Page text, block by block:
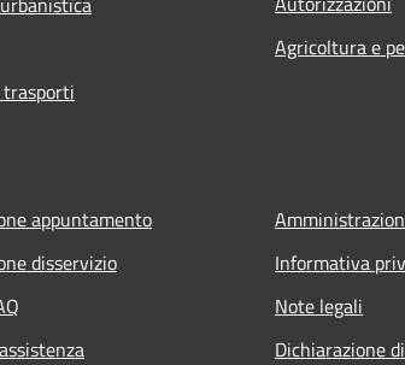
Agricoltura e
appuntamento
disservizio
Informativa
Note legali
Dichiarazione